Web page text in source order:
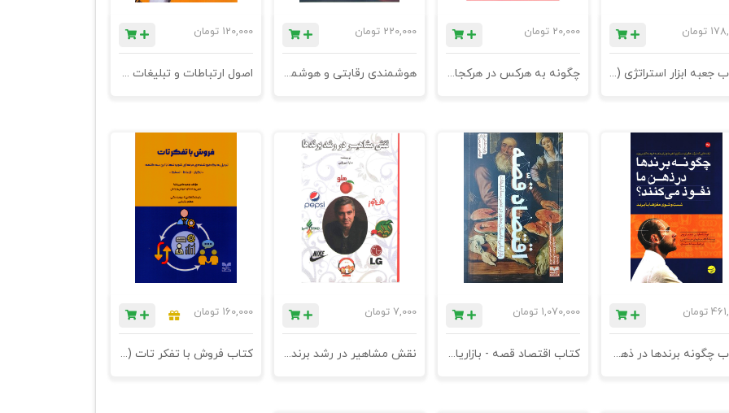
تومان
کتاب جعبه ابزار استراتژی (استراتژیست ها باید به چه ابزارهای مدیریتی مسلط باشند؟) - چاپ سوم
20,000 تومان
چگونه به هرکس در هرکجا بفروشیم
220,000 تومان
هوشمندی رقابتی و هوشمندی بازاریابی- چاپ هفتم
120,000 تومان
اصول ارتباطات و تبلیغات - چاپ سوم
تومان
کتاب چگونه برندها در ذهن ما نفوذ می کنند؟ -ت رفندهایی که شرکت‌ها برای دستکاری ذهن ما و ترغیبمان به خرید به کار می‌برند
1,070,000 تومان
کتاب اقتصاد قصه - بازاریابی داستان محور در عصر پسا تبلیغات
7,000 تومان
نقش مشاهیر در رشد برندها
160,000 تومان
کتاب فروش با تفکر تات (تبدیل به یک فروشنده‌ی حرفه‌ای شوید تنها با این سه کلمه: «تکرار- ارتباط- تسلط»)